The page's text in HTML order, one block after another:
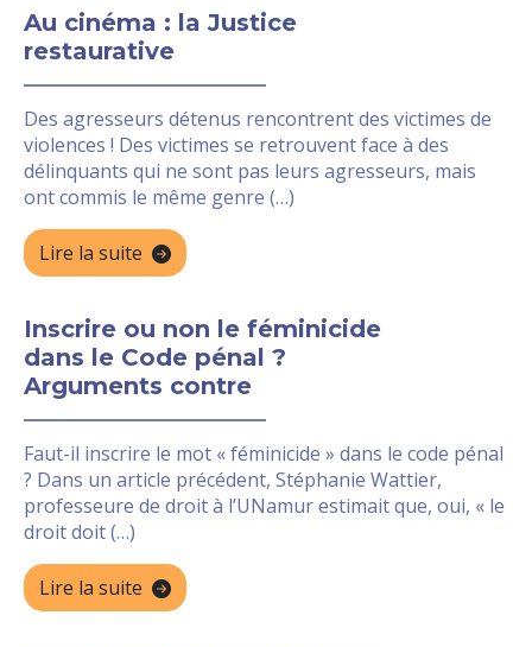
Au cinéma : la Justice
restaurative
Des agresseurs détenus rencontrent des victimes de
violences ! Des victimes se retrouvent face à des
délinquants qui ne sont pas leurs agresseurs, mais
ont commis le même genre (…)
Lire la suite
Inscrire ou non le féminicide
dans le Code pénal ?
Arguments contre
Faut-il inscrire le mot « féminicide » dans le code pénal
? Dans un article précédent, Stéphanie Wattier,
professeure de droit à l’UNamur estimait que, oui, « le
droit doit (…)
Lire la suite